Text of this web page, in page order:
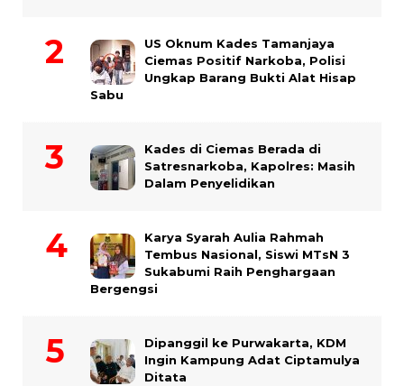
US Oknum Kades Tamanjaya
Ciemas Positif Narkoba, Polisi
Ungkap Barang Bukti Alat Hisap
Sabu
Kades di Ciemas Berada di
Satresnarkoba, Kapolres: Masih
Dalam Penyelidikan
Karya Syarah Aulia Rahmah
Tembus Nasional, Siswi MTsN 3
Sukabumi Raih Penghargaan
Bergengsi
Dipanggil ke Purwakarta, KDM
Ingin Kampung Adat Ciptamulya
Ditata